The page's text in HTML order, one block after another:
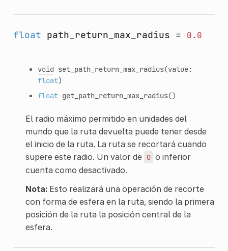
float path_return_max_radius = 0.0
void set_path_return_max_radius(value:
float)
float get_path_return_max_radius()
El radio máximo permitido en unidades del
mundo que la ruta devuelta puede tener desde
el inicio de la ruta. La ruta se recortará cuando
supere este radio. Un valor de 0 o inferior
cuenta como desactivado.
Nota:Esto realizará una operación de recorte
con forma de esfera en la ruta, siendo la primera
posición de la ruta la posición central de la
esfera.